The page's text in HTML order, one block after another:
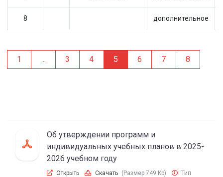
8 дополнительное
1 ... 3 4 5 6 7 8
Об утверждении программ и
индивидуальных учебных планов в 2025-
2026 учебном году
Открыть Скачать (Размер 749 Kb)
Тип